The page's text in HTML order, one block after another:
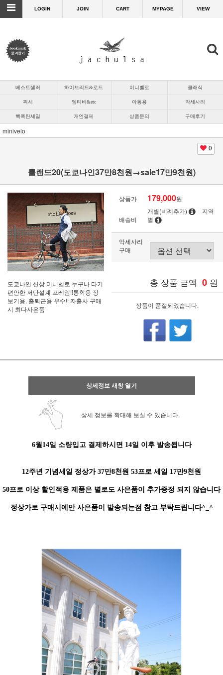
LOGIN JOIN CART MYPAGE VIEW
베스트셀러 하이브리드&로드 미니벨로 클래식
픽시 엠티비&etc 아동용 악세사리
핵폭탄세일 개인결제 상품문의 구매후기
minivelo
0
롤랜드20(도쿄나인37만8천원→sale17만9천원)
도쿄나인 신상 미니벨로 누구나 타기
편안한 저단설계 프레임!!통학용 장
보기용, 출퇴근용 우수!! 자출사 구매
시 최다사은품
상품가 179,000원
배송비
개별(비례추가)
지역
별
악세사리
구매
총 상품 금액 0 원
상품이 품절되었습니다.
상세정보 새창 열기
상세 정보를 확대해 보실 수 있습니다.
6월14일 소량입고 결제하시면 14일 이후 발송됩니다
12주년 기념세일 정상가 37만8천원 53프로 세일 17만9천원
50프로 이상 할인적용 제품은 별로도 사은품이 추가증정 되지 않습니다
정상가로 구매시에만 사은품이 발송되는점 참고 부탁드립니다^_^